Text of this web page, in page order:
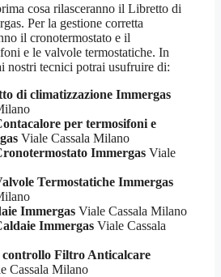
cosa rilasceranno il Libretto di
Per la gestione corretta
il cronotermostato e il
e le valvole termostatiche. In
nostri tecnici potrai usufruire di:
di climatizzazione Immergas
per termosifoni e
Viale Cassala Milano
Immergas Viale
Termostatiche Immergas
Immergas Viale Cassala Milano
Immergas Viale Cassala
controllo Filtro Anticalcare
Cassala Milano